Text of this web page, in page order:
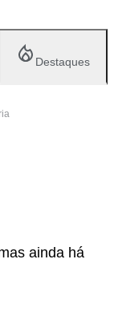
Destaques
ainda há